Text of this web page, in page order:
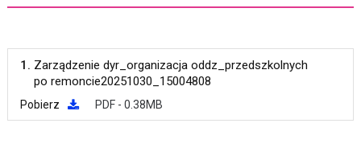
1. Zarządzenie dyr_organizacja oddz_przedszkolnych
po remoncie20251030_15004808
Pobierz PDF - 0.38MB